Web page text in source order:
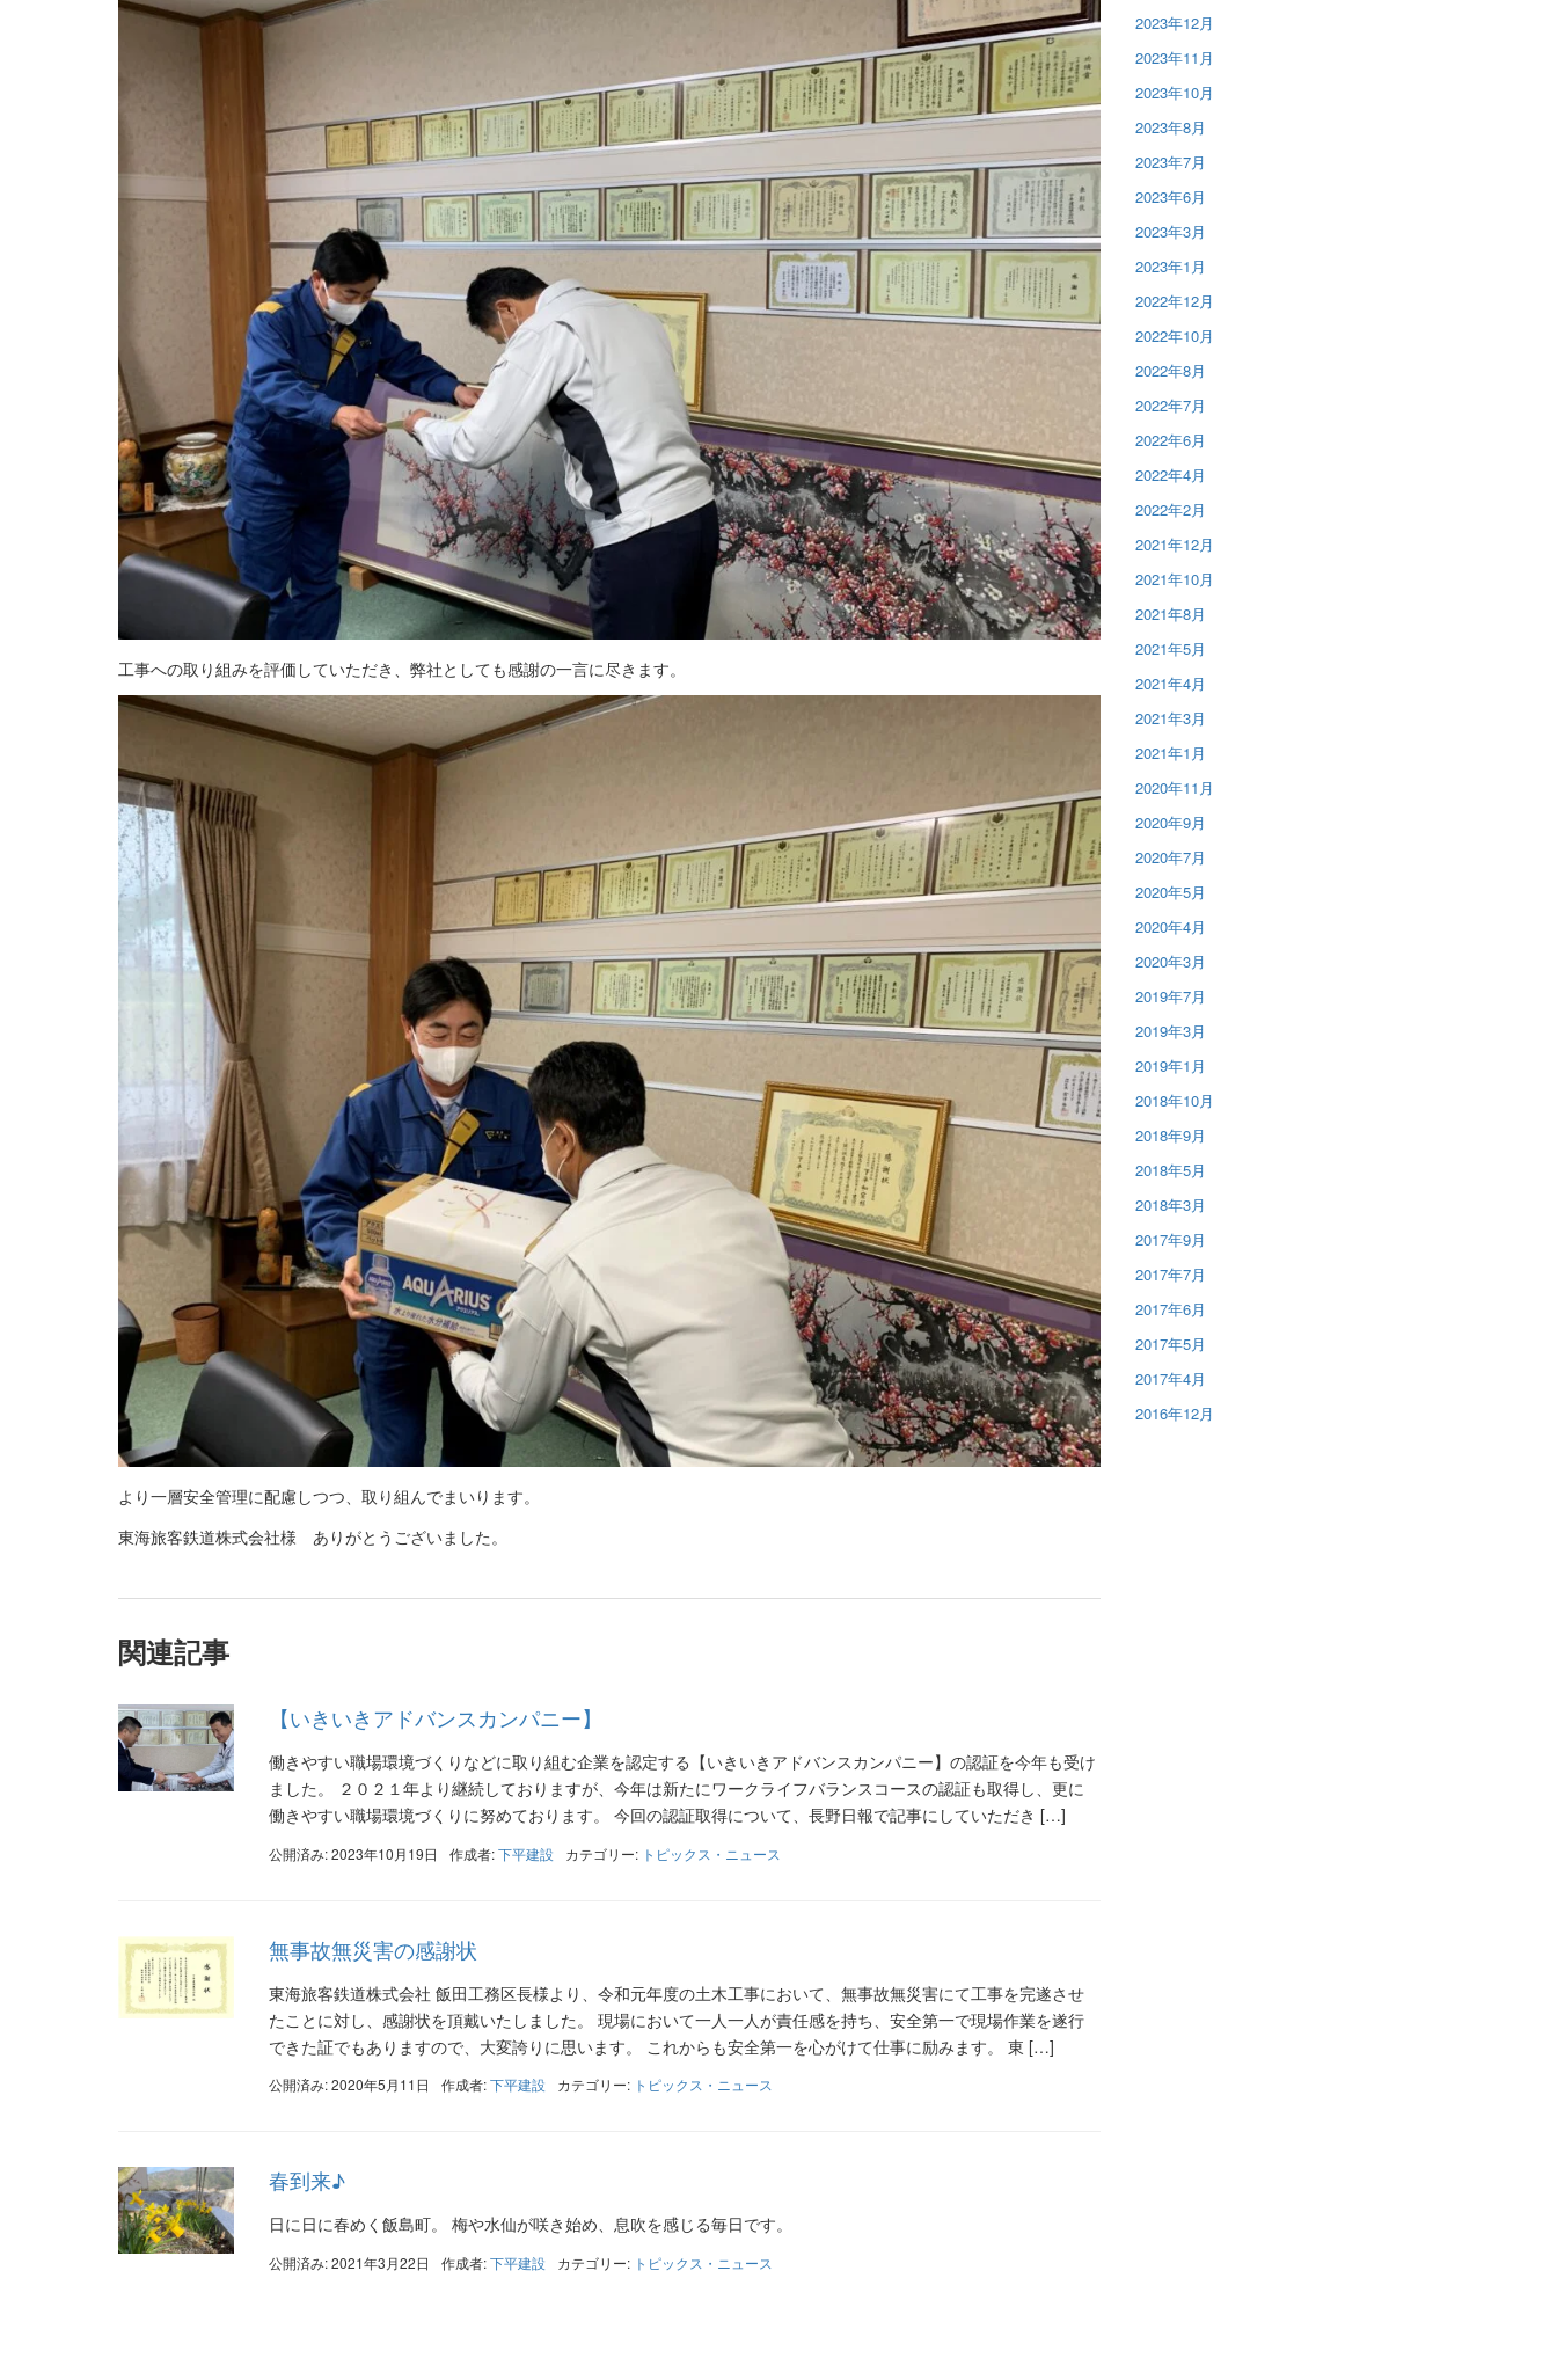
工事への取り組みを評価していただき、弊社としても感謝の一言に尽きます。
より一層安全管理に配慮しつつ、取り組んでまいります。
東海旅客鉄道株式会社様 ありがとうございました。
関連記事
【いきいきアドバンスカンパニー】
働きやすい職場環境づくりなどに取り組む企業を認定する【いきいきアドバンスカンパニー】の認証を今年も受け
ました。 ２０２１年より継続しておりますが、今年は新たにワークライフバランスコースの認証も取得し、更に
働きやすい職場環境づくりに努めております。 今回の認証取得について、長野日報で記事にしていただき […]
公開済み: 2023年10月19日 作成者:下平建設 カテゴリー: トピックス・ニュース
無事故無災害の感謝状
東海旅客鉄道株式会社 飯田工務区長様より、令和元年度の土木工事において、無事故無災害にて工事を完遂させ
たことに対し、感謝状を頂戴いたしました。 現場において一人一人が責任感を持ち、安全第一で現場作業を遂行
できた証でもありますので、大変誇りに思います。 これからも安全第一を心がけて仕事に励みます。 東 […]
公開済み: 2020年5月11日 作成者:下平建設 カテゴリー: トピックス・ニュース
春到来♪
日に日に春めく飯島町。 梅や水仙が咲き始め、息吹を感じる毎日です。
公開済み: 2021年3月22日 作成者:下平建設 カテゴリー: トピックス・ニュース
2023年12月
2023年11月
2023年10月
2023年8月
2023年7月
2023年6月
2023年3月
2023年1月
2022年12月
2022年10月
2022年8月
2022年7月
2022年6月
2022年4月
2022年2月
2021年12月
2021年10月
2021年8月
2021年5月
2021年4月
2021年3月
2021年1月
2020年11月
2020年9月
2020年7月
2020年5月
2020年4月
2020年3月
2019年7月
2019年3月
2019年1月
2018年10月
2018年9月
2018年5月
2018年3月
2017年9月
2017年7月
2017年6月
2017年5月
2017年4月
2016年12月